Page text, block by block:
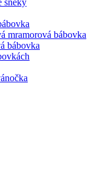
mramorová bábovka
bábovka